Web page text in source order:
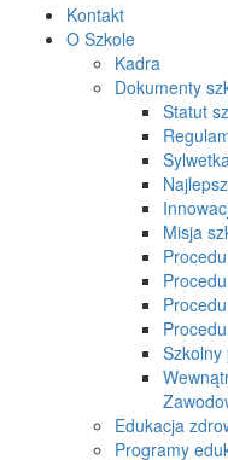
Kontakt
O Szkole
Kadra
Dokumenty
Statut
Misja
Szkolny
Edukacja
Programy